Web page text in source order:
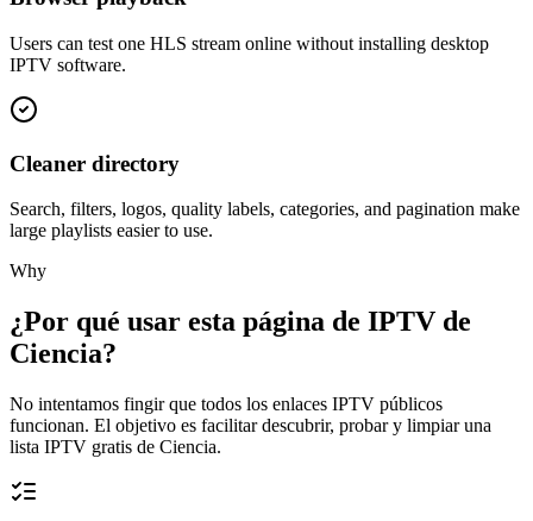
Users can test one HLS stream online without installing desktop
IPTV software.
Cleaner directory
Search, filters, logos, quality labels, categories, and pagination make
large playlists easier to use.
Why
¿Por qué usar esta página de IPTV de
Ciencia?
No intentamos fingir que todos los enlaces IPTV públicos
funcionan. El objetivo es facilitar descubrir, probar y limpiar una
lista IPTV gratis de Ciencia.